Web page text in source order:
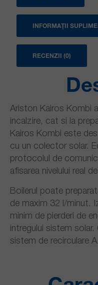
INFORMAȚII
RECENZII (0)
Ariston Kairos Kombi
incalzire, cat si la
Kairos Kombi este
cu un colector solar.
protocolul de
afisarea nivelului real
Boilerul poate
de maxim 32 l/minut.
minim de pierderi de
intregului sistem
sistem de recirculare